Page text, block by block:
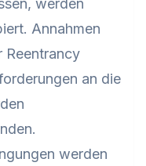
werden
Annahmen
Reentrancy
an die
werden